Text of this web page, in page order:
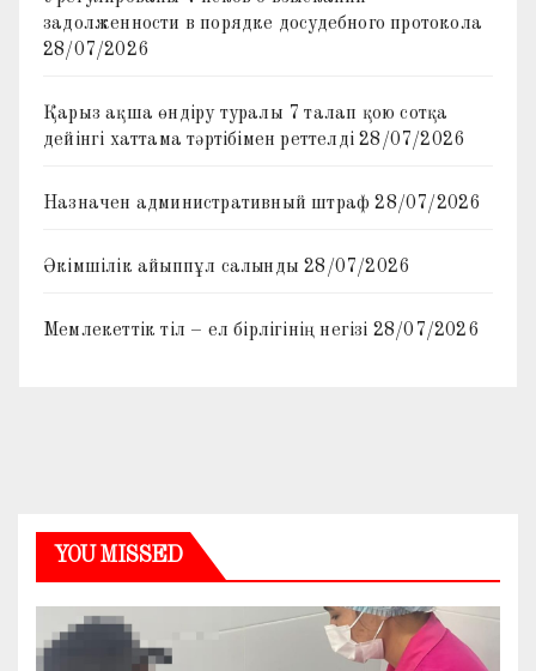
задолженности в порядке досудебного протокола
28/07/2026
Қарыз ақша өндіру туралы 7 талап қою сотқа
дейінгі хаттама тәртібімен реттелді 28/07/2026
Назначен административный штраф 28/07/2026
Әкімшілік айыппұл салынды 28/07/2026
Мемлекеттік тіл – ел бірлігінің негізі 28/07/2026
YOU MISSED